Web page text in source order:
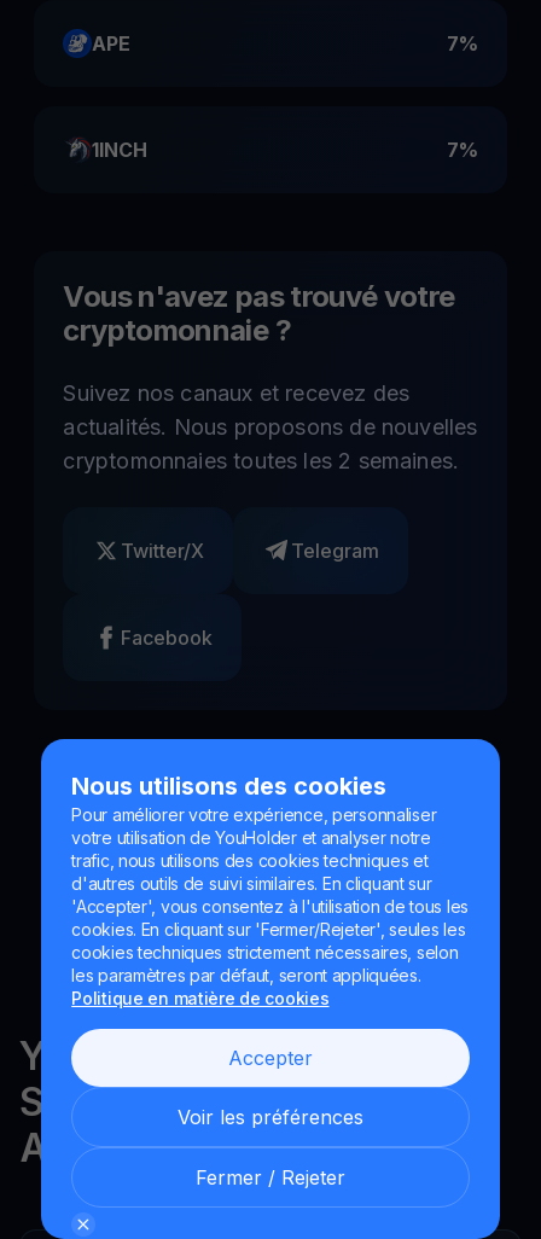
Nous utilisons des cookies
Pour améliorer votre expérience, personnaliser
votre utilisation de YouHolder et analyser notre
trafic, nous utilisons des cookies techniques et
d'autres outils de suivi similaires. En cliquant sur
'Accepter', vous consentez à l'utilisation de tous les
cookies. En cliquant sur 'Fermer/Rejeter', seules les
cookies techniques strictement nécessaires, selon
les paramètres par défaut, seront appliquées.
Politique en matière de cookies
Accepter
Voir les préférences
Fermer / Rejeter
APE 7%
1INCH 7%
Vous n'avez pas trouvé votre
cryptomonnaie ?
Suivez nos canaux et recevez des
actualités. Nous proposons de nouvelles
cryptomonnaies toutes les 2 semaines.
Twitter/X Telegram
Facebook
YouHodler est réglementé en
Suisse, dans l'UE et en
Argentine.